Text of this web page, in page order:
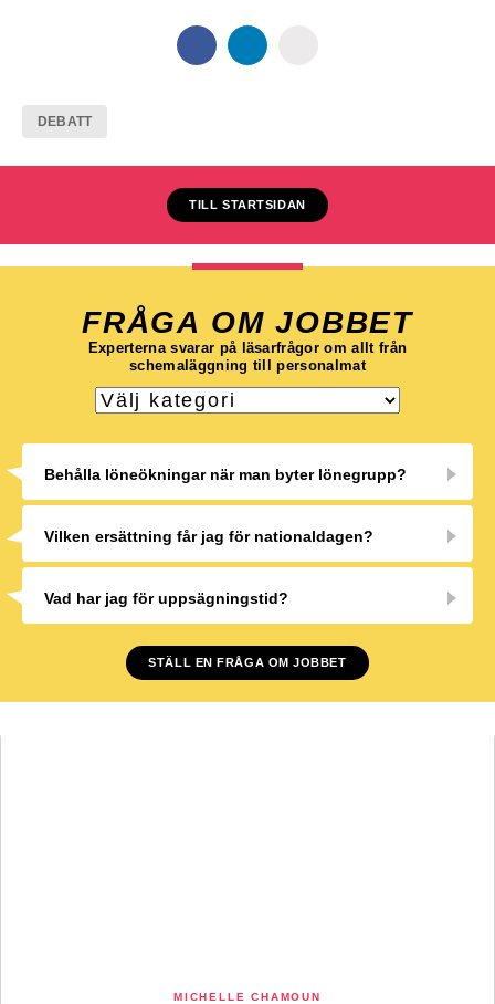
DEBATT
TILL STARTSIDAN
FRÅGA OM JOBBET
Experterna svarar på läsarfrågor om allt från
schemaläggning till personalmat
Behålla löneökningar när man byter lönegrupp?
Vilken ersättning får jag för nationaldagen?
Vad har jag för uppsägningstid?
STÄLL EN FRÅGA OM JOBBET
MICHELLE CHAMOUN